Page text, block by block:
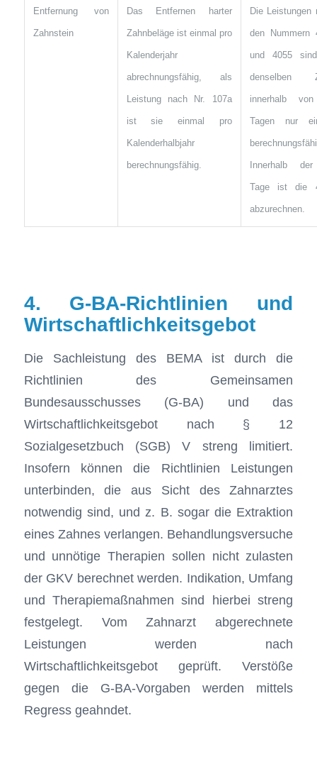
Entfernung von
Zahnstein
Das Entfernen harter
Zahnbeläge ist einmal pro
Kalenderjahr
abrechnungsfähig, als
Leistung nach Nr. 107a
ist sie einmal pro
Kalenderhalbjahr
berechnungsfähig.
Die Leistungen
den Nummern
und 4055
denselben
innerhalb
Tagen nur
Innerhalb
Tage ist die
abzurechnen.
4. G-BA-Richtlinien und
Wirtschaftlichkeitsgebot
Die Sachleistung des BEMA ist durch die
Richtlinien des Gemeinsamen
Bundesausschusses (G-BA) und das
Wirtschaftlichkeitsgebot nach § 12
Sozialgesetzbuch (SGB) V streng limitiert.
Insofern können die Richtlinien Leistungen
unterbinden, die aus Sicht des Zahnarztes
notwendig sind, und z. B. sogar die Extraktion
eines Zahnes verlangen. Behandlungsversuche
und unnötige Therapien sollen nicht zulasten
der GKV berechnet werden. Indikation, Umfang
und Therapiemaßnahmen sind hierbei streng
festgelegt. Vom Zahnarzt abgerechnete
Leistungen werden nach
Wirtschaftlichkeitsgebot geprüft. Verstöße
gegen die G-BA-Vorgaben werden mittels
Regress geahndet.